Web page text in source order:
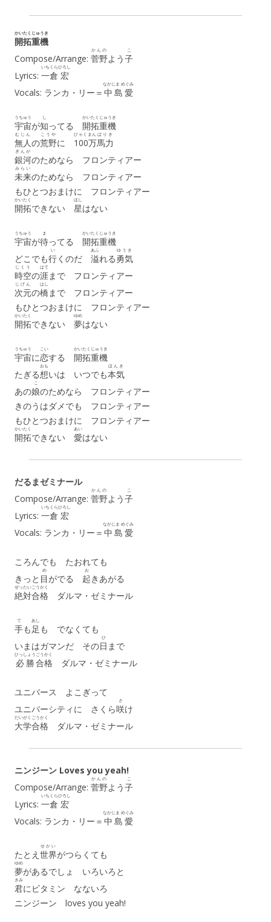
開拓
かいたく
重機
じゅうき
Compose/Arrange: 菅野
かんの
よう子
こ
Lyrics: 一倉
いちくら
宏
ひろし
Vocals: ランカ・リー＝ 中島愛
なかじま めぐみ
宇宙
うちゅう
が知
し
ってる 開拓
かいたく
重機
じゅうき
無人
むじん
の荒野
こうや
に 100万
ひゃくまん
馬力
ばりき
銀河
ぎんが
のためなら フロンティアー
未来
みらい
のためなら フロンティアー
もひとつおまけに フロンティアー
開拓
かいたく
できない 星
ほし
はない
宇宙
うちゅう
が待
ま
ってる 開拓
かいたく
重機
じゅうき
どこでも行
い
くのだ 溢
あふ
れる勇気
ゆうき
時空
じくう
の涯
はて
まで フロンティアー
次元
じげん
の橋
はし
まで フロンティアー
もひとつおまけに フロンティアー
開拓
かいたく
できない 夢
ゆめ
はない
宇宙
うちゅう
に恋
こい
する 開拓
かいたく
重機
じゅうき
たぎる想
おも
いは いつでも本気
ほんき
あの娘
こ
のためなら フロンティアー
きのうはダメでも フロンティアー
もひとつおまけに フロンティアー
開拓
かいたく
できない 愛
あい
はない
だるまゼミナール
Compose/Arrange: 菅野
かんの
よう子
こ
Lyrics: 一倉
いちくら
宏
ひろし
Vocals: ランカ・リー＝ 中島愛
なかじま めぐみ
ころんでも たおれても
きっと 目
め
がでる 起
お
きあがる
絶対
ぜったい
合格
ごうかく
ダルマ・ゼミナール
手
て
も足
あし
も でなくても
いまはガマンだ その日
ひ
まで
必勝
ひっしょう
合格
ごうかく
ダルマ・ゼミナール
ユニバース よこぎって
ユニバーシティに さくら咲
さ
け
大学
だいがく
合格
ごうかく
ダルマ・ゼミナール
ニンジーン Loves you yeah!
Compose/Arrange: 菅野
かんの
よう子
こ
Lyrics: 一倉
いちくら
宏
ひろし
Vocals: ランカ・リー＝ 中島愛
なかじま めぐみ
たとえ 世界
せかい
がつらくても
夢
ゆめ
があるでしょ いろいろと
君
きみ
にビタミン なないろ
ニンジーン loves you yeah!